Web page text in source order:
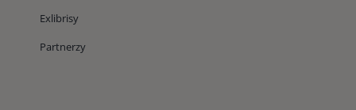
Exlibrisy
Partnerzy